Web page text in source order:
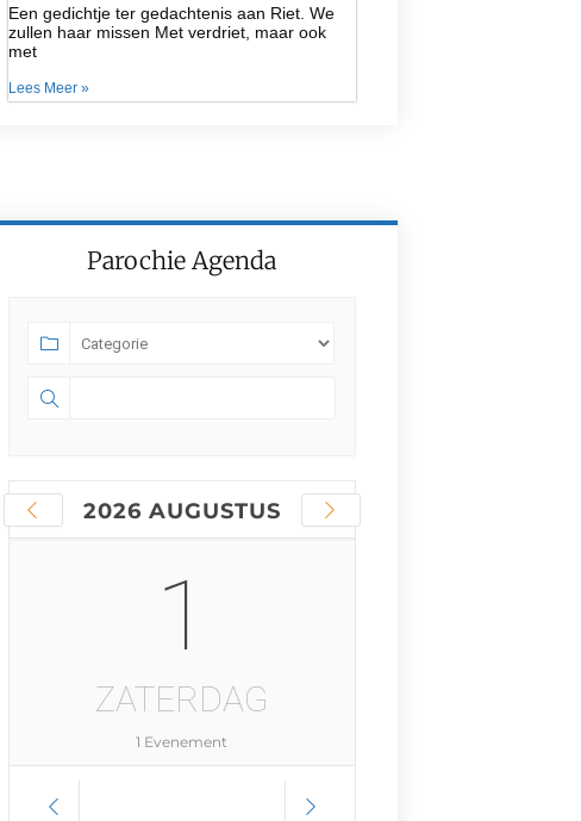
Een gedichtje ter gedachtenis aan Riet. We
zullen haar missen Met verdriet, maar ook
met
Lees Meer »
Parochie Agenda
2026 AUGUSTUS
1
ZATERDAG
1 Evenement